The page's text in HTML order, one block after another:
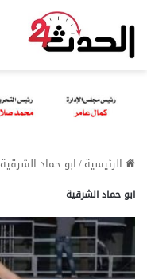
الرئيسية/ابو حماد الشرقية
ابو حماد الشرقية